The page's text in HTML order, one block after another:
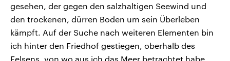
gesehen, der gegen den salzhaltigen Seewind und
den trockenen, dürren Boden um sein Überleben
kämpft. Auf der Suche nach weiteren Elementen bin
ich hinter den Friedhof gestiegen, oberhalb des
Felsens, von wo aus ich das Meer betrachtet habe,